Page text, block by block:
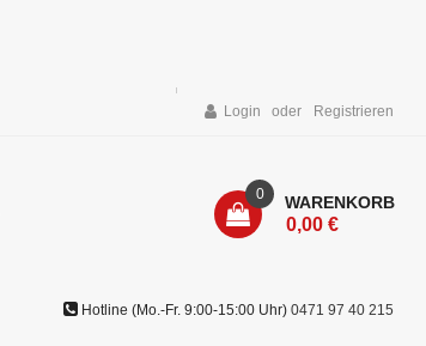
Login Registrieren
WARENKORB
0
0,00 €
Hotline (Mo.-Fr. 9:00-15:00 Uhr) 0471 97 40 215